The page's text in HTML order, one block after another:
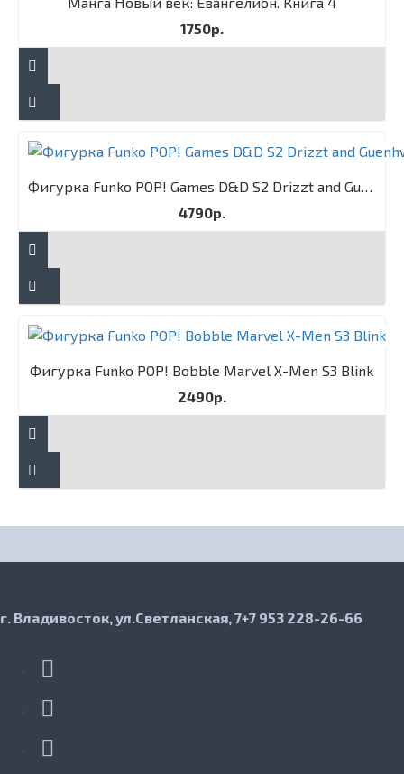
1750р.
Фигурка Funko POP! Games D&D S2 Drizzt and Guenhwyvar 2PK
4790р.
Фигурка Funko POP! Bobble Marvel X-Men S3 Blink
2490р.
г. Владивосток, ул.Светланская, 7+7 953 228-26-66